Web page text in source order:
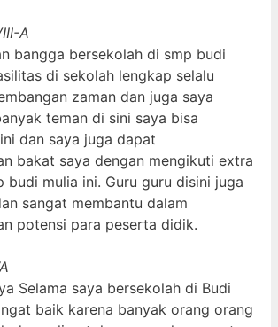
A
bangga bersekolah di smp budi
di sekolah lengkap selalu
zaman dan juga saya
teman di sini saya bisa
dan saya juga dapat
bakat saya dengan mengikuti extra
budi mulia ini. Guru guru disini juga
sangat membantu dalam
potensi para peserta didik.
Selama saya bersekolah di Budi
baik karena banyak orang orang